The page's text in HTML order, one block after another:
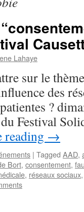
Lahaye
sur le
des
?
Festival
reading →
| Tagged AAD,
Bort, consentement,
, réseaux sociaux